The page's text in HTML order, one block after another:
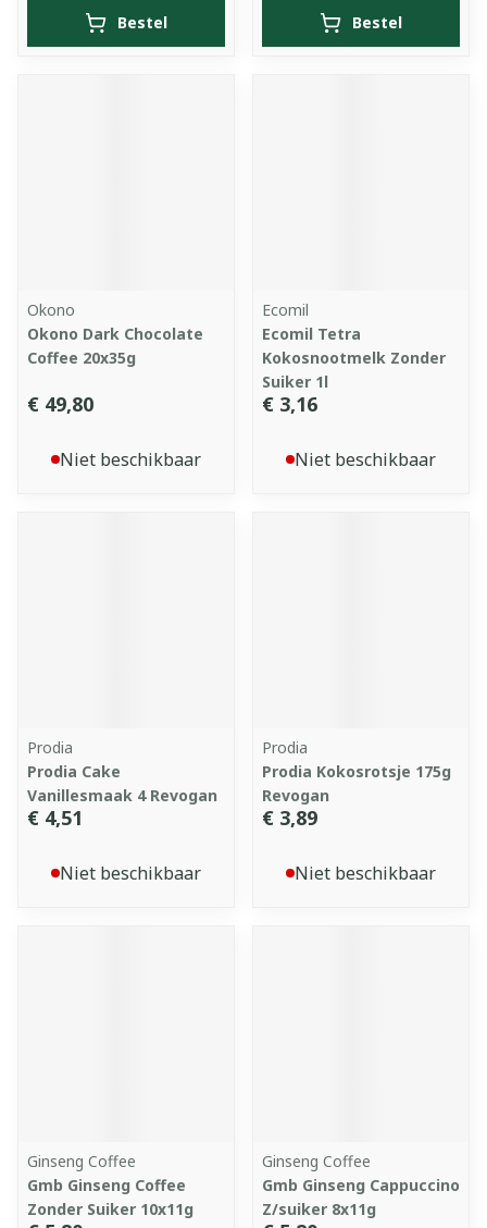
Bestel Bestel
Okono
Okono Dark Chocolate
Coffee 20x35g
€ 49,80
Niet beschikbaar
Ecomil
Ecomil Tetra
Kokosnootmelk Zonder
Suiker 1l
€ 3,16
Niet beschikbaar
Prodia
Prodia Cake
Vanillesmaak 4 Revogan
€ 4,51
Niet beschikbaar
Prodia
Prodia Kokosrotsje 175g
Revogan
€ 3,89
Niet beschikbaar
Ginseng Coffee
Gmb Ginseng Coffee
Zonder Suiker 10x11g
Ginseng Coffee
Gmb Ginseng Cappuccino
Z/suiker 8x11g